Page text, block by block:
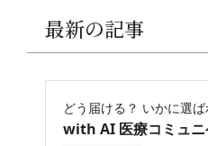
最新の記事
どう届ける？ いかに選ば
with AI 医療コミュニ